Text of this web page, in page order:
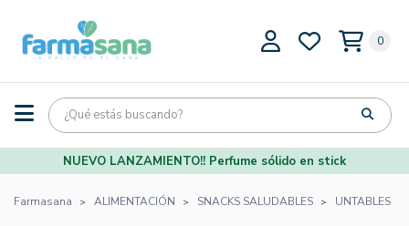
0
NUEVO LANZAMIENTO!! Perfume sólido en stick
Farmasana ALIMENTACIÓN SNACKS SALUDABLES UNTABLES